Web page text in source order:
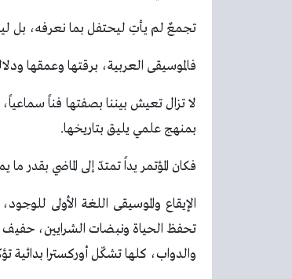
تجمعٌ لم يأتِ ليحتفل بما نعرفه، بل
فالموسيقى العربية، برقتها وعمقها
لا تزال تعيش بيننا بصفتها فناً
بمنهج علمي يليق بتاريخها.
فكان المؤتمر يداً تمتدّ إلى الماضي
الإيقاع والموسيقى اللغة الأولى
تحفظ الحياة ونبضات الشرايين، حفيف
والدواب، كلها تشكّل أوركسترا بدائية